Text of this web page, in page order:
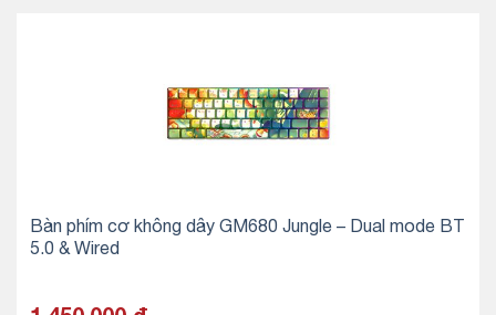
Bàn phím cơ không dây GM680 Jungle – Dual mode BT
5.0 & Wired